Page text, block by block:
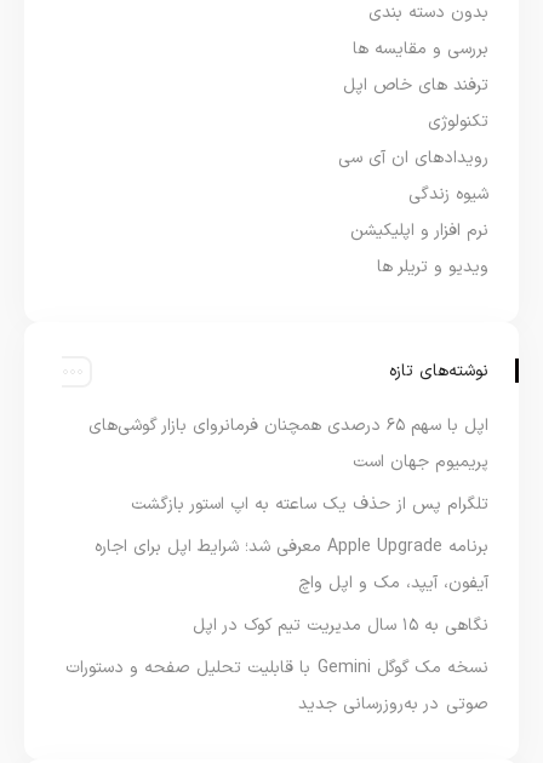
بدون دسته بندی
بررسی و مقایسه ها
ترفند های خاص اپل
تکنولوژی
رویدادهای ان آی سی
شیوه زندگی
نرم افزار و اپلیکیشن
ویدیو و تریلر ها
نوشته‌های تازه
اپل با سهم ۶۵ درصدی همچنان فرمانروای بازار گوشی‌های
پریمیوم جهان است
تلگرام پس از حذف یک ساعته به اپ استور بازگشت
برنامه Apple Upgrade معرفی شد؛ شرایط اپل برای اجاره
آیفون، آیپد، مک و اپل واچ
نگاهی به ۱۵ سال مدیریت تیم کوک در اپل
نسخه مک گوگل Gemini با قابلیت تحلیل صفحه و دستورات
صوتی در به‌روزرسانی جدید